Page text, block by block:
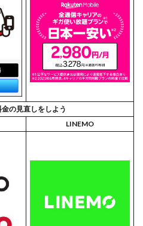
の見直しをしよう
LINEMO